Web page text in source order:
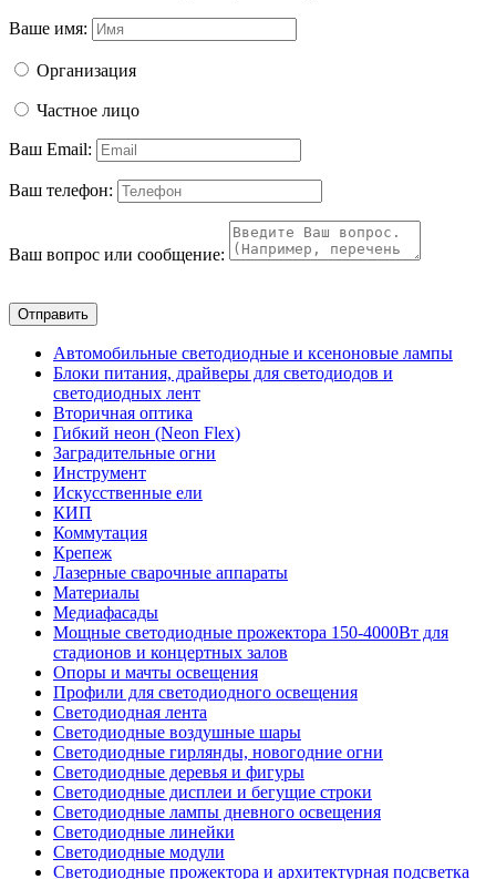
Ваше имя:
Организация
Частное лицо
Ваш Email:
Ваш телефон:
Ваш вопрос или сообщение:
Отправить
Автомобильные светодиодные и ксеноновые лампы
Блоки питания, драйверы для светодиодов и
светодиодных лент
Вторичная оптика
Гибкий неон (Neon Flex)
Заградительные огни
Инструмент
Искусственные ели
КИП
Коммутация
Крепеж
Лазерные сварочные аппараты
Материалы
Медиафасады
Мощные светодиодные прожектора 150-4000Вт для
стадионов и концертных залов
Опоры и мачты освещения
Профили для светодиодного освещения
Светодиодная лента
Светодиодные воздушные шары
Светодиодные гирлянды, новогодние огни
Светодиодные деревья и фигуры
Светодиодные дисплеи и бегущие строки
Светодиодные лампы дневного освещения
Светодиодные линейки
Светодиодные модули
Светодиодные прожектора и архитектурная подсветка